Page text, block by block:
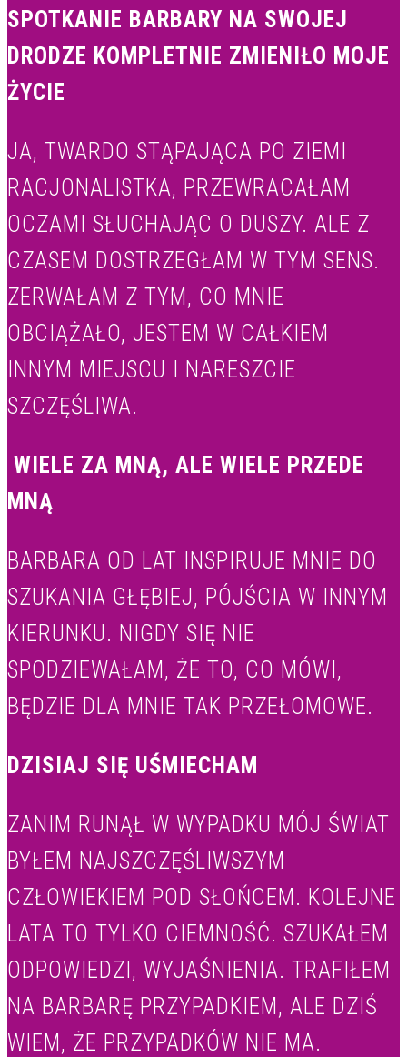
SPOTKANIE BARBARY NA SWOJEJ
DRODZE KOMPLETNIE ZMIENIŁO MOJE
ŻYCIE
JA, TWARDO STĄPAJĄCA PO ZIEMI
RACJONALISTKA, PRZEWRACAŁAM
OCZAMI SŁUCHAJĄC O DUSZY. ALE Z
CZASEM DOSTRZEGŁAM W TYM SENS.
ZERWAŁAM Z TYM, CO MNIE
OBCIĄŻAŁO, JESTEM W CAŁKIEM
INNYM MIEJSCU I NARESZCIE
SZCZĘŚLIWA.
WIELE ZA MNĄ, ALE WIELE PRZEDE
MNĄ
BARBARA OD LAT INSPIRUJE MNIE DO
SZUKANIA GŁĘBIEJ, PÓJŚCIA W INNYM
KIERUNKU. NIGDY SIĘ NIE
SPODZIEWAŁAM, ŻE TO, CO MÓWI,
BĘDZIE DLA MNIE TAK PRZEŁOMOWE.
DZISIAJ SIĘ UŚMIECHAM
ZANIM RUNĄŁ W WYPADKU MÓJ ŚWIAT
BYŁEM NAJSZCZĘŚLIWSZYM
CZŁOWIEKIEM POD SŁOŃCEM. KOLEJNE
LATA TO TYLKO CIEMNOŚĆ. SZUKAŁEM
ODPOWIEDZI, WYJAŚNIENIA. TRAFIŁEM
NA BARBARĘ PRZYPADKIEM, ALE DZIŚ
WIEM, ŻE PRZYPADKÓW NIE MA.